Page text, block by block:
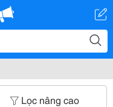
Lọc nâng cao